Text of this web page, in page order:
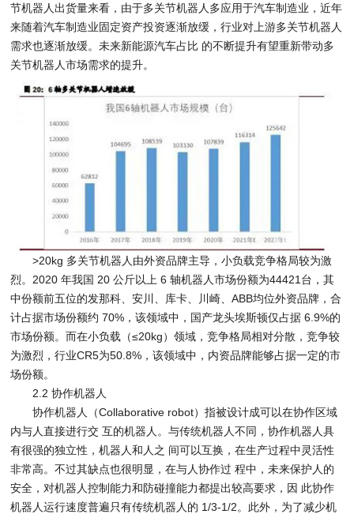
节机器人出货量来看，由于多关节机器人多应用于汽车制造业，近年
来随着汽车制造业固定资产投资逐渐放缓，行业对上游多关节机器人
需求也逐渐放缓。未来新能源汽车占比 的不断提升有望重新带动多
关节机器人市场需求的提升。
>20kg 多关节机器人由外资品牌主导，小负载竞争格局较为激
烈。2020 年我国 20 公斤以上 6 轴机器人市场份额为44421台，其
中份额前五位的发那科、安川、库卡、川崎、ABB均位外资品牌，合
计占据市场份额约 70%，该领域中，国产龙头埃斯顿仅占据 6.9%的
市场份额。而在小负载（≤20kg）领域，竞争格局相对分散，竞争较
为激烈，行业CR5为50.8%，该领域中，内资品牌能够占据一定的市
场份额。
2.2 协作机器人
协作机器人（Collaborative robot）指被设计成可以在协作区域
内与人直接进行交 互的机器人。与传统机器人不同，协作机器人具
有很强的独立性，机器人和人之 间可以互换，在生产过程中灵活性
非常高。不过其缺点也很明显，在与人协作过 程中，未来保护人的
安全，对机器人控制能力和防碰撞能力都提出较高要求，因 此协作
机器人运行速度普遍只有传统机器人的 1/3-1/2。此外，为了减少机